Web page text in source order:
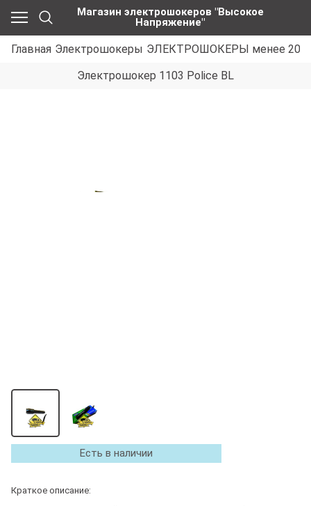
Магазин электрошокеров "Высокое
Напряжение"
Главная Электрошокеры ЭЛЕКТРОШОКЕРЫ менее 200
Электрошокер 1103 Police BL
Есть в наличии
Краткое описание: